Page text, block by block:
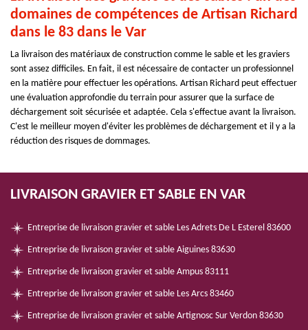
domaines de compétences de Artisan Richard
dans le 83 dans le Var
La livraison des matériaux de construction comme le sable et les graviers
sont assez difficiles. En fait, il est nécessaire de contacter un professionnel
en la matière pour effectuer les opérations. Artisan Richard peut effectuer
une évaluation approfondie du terrain pour assurer que la surface de
déchargement soit sécurisée et adaptée. Cela s'effectue avant la livraison.
C'est le meilleur moyen d'éviter les problèmes de déchargement et il y a la
réduction des risques de dommages.
LIVRAISON GRAVIER ET SABLE EN VAR
Entreprise de livraison gravier et sable Les Adrets De L Esterel 83600
Entreprise de livraison gravier et sable Aiguines 83630
Entreprise de livraison gravier et sable Ampus 83111
Entreprise de livraison gravier et sable Les Arcs 83460
Entreprise de livraison gravier et sable Artignosc Sur Verdon 83630